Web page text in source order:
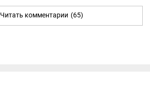
Читать комментарии (65)